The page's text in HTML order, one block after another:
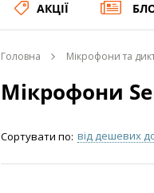
АКЦІЇ
Головна Мікрофони та
Мікрофони
Сортувати по: від дешевих